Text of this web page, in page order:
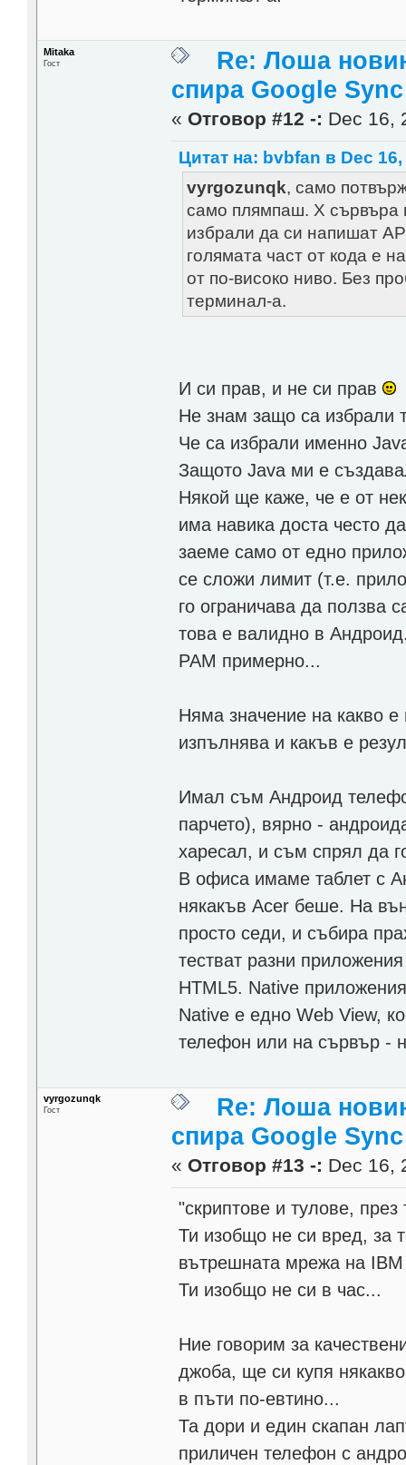
Mitaka
Гост
Re: Лоша
спира Google Sync
« Отговор #12 -: Dec 16,
Цитат на: bvbfan в Dec 16,
vyrgozunqk, само
само плямпаш. X сървъра
избрали да си напишат
голямата част от кода е
от по-високо ниво. Без
терминал-а.
И си прав, и не си прав
Не знам защо са избрали
Че са избрали именно
Защото Java ми е
Някой ще каже, че е от
има навика доста често
заеме само от едно
се сложи лимит (т.е.
го ограничава да ползва
това е валидно в
РАМ примерно...
Няма значение на какво
изпълнява и какъв е
Имал съм Андроид
парчето), вярно -
харесал, и съм спрял да
В офиса имаме таблет с
някакъв Acer беше. На
просто седи, и събира
тестват разни
HTML5. Native
Native е едно Web View,
телефон или на сървър -
vyrgozunqk
Гост
Re: Лоша
спира Google Sync
« Отговор #13 -: Dec 16,
"скриптове и тулове,
Ти изобщо не си вред, за
вътрешната мрежа на
Ти изобщо не си в час...
Ние говорим за
джоба, ще си купя
в пъти по-евтино...
Та дори и един скапан
приличен телефон с